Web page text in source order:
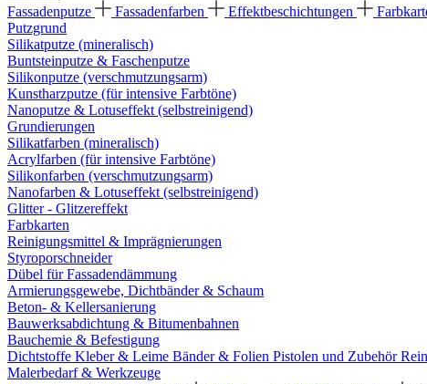
Fassadenputze
Fassadenfarben Effektbeschichtungen
Putzgrund
Silikatputze (mineralisch)
Buntsteinputze & Faschenputze
Silikonputze (verschmutzungsarm)
Kunstharzputze (für intensive Farbtöne)
Nanoputze & Lotuseffekt (selbstreinigend)
Grundierungen
Silikatfarben (mineralisch)
Acrylfarben (für intensive Farbtöne)
Silikonfarben (verschmutzungsarm)
Nanofarben & Lotuseffekt (selbstreinigend)
Glitter - Glitzereffekt
Farbkarten
Reinigungsmittel & Imprägnierungen
Styroporschneider
Dübel für Fassadendämmung
Armierungsgewebe, Dichtbänder & Schaum
Beton- & Kellersanierung
Bauwerksabdichtung & Bitumenbahnen
Bauchemie & Befestigung
Dichtstoffe Kleber & Leime Bänder & Folien Pistolen und Zubehör
Malerbedarf & Werkzeuge